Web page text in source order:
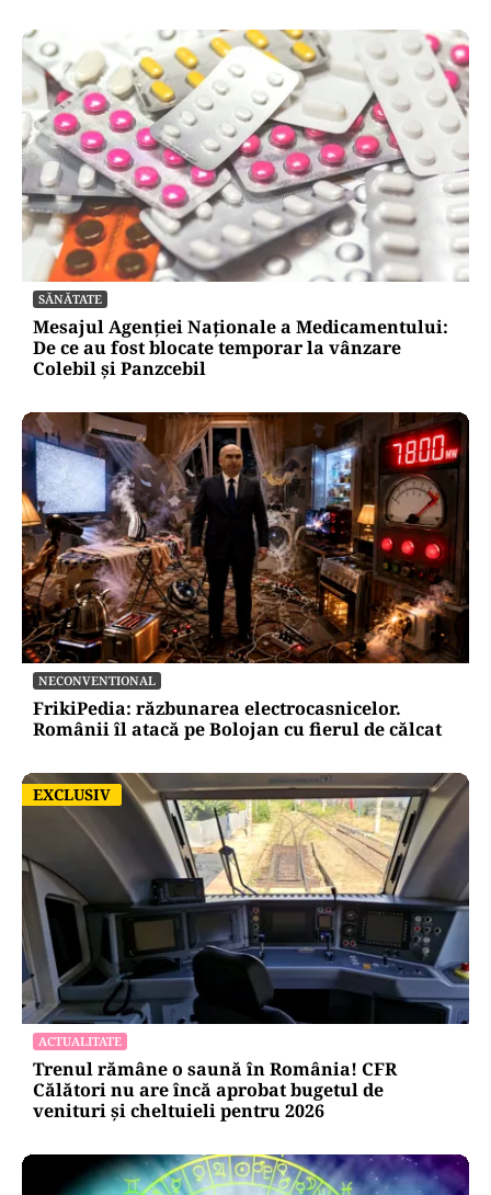
SĂNĂTATE
Mesajul Agenției Naționale a Medicamentului:
De ce au fost blocate temporar la vânzare
Colebil și Panzcebil
NECONVENTIONAL
FrikiPedia: răzbunarea electrocasnicelor.
Românii îl atacă pe Bolojan cu fierul de călcat
EXCLUSIV
EXCLUSIV
ACTUALITATE
Trenul rămâne o saună în România! CFR
Călători nu are încă aprobat bugetul de
venituri și cheltuieli pentru 2026